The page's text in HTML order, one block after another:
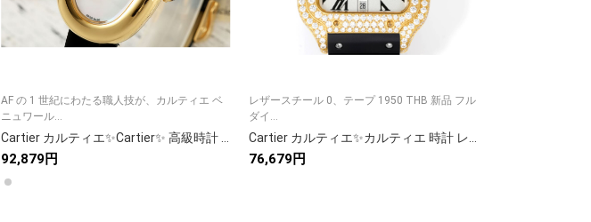
AF の 1 世紀にわたる職人技が、カルティエ ベ
ニュワール...
Cartier カルティエ✨Cartier✨ 高級時計 サントス 100 メンズ 自動巻き 人気モデル💎 ⌚ ギフトボックス付き🎁
92,879円
レザースチール 0、テープ 1950 THB 新品 フル
ダイ...
Cartier カルティエ✨カルティエ 時計 レディース ✨ローズゴールド 人気モデル💎 ラグジュアリー 高級腕時計⌚ ギフト🎁 贈答用
76,679円